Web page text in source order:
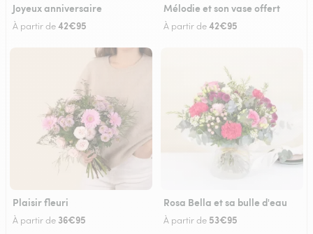
Joyeux anniversaire
À partir de42€95
Mélodie et son vase offert
À partir de42€95
Plaisir fleuri
À partir de 36€95
Rosa Bella et sa bulle d'eau
À partir de 53€95